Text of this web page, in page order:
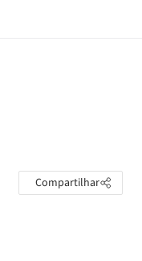
Compartilhar